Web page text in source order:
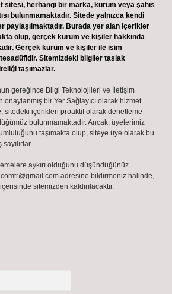
sitesi, herhangi bir marka, kurum veya şahıs
bulunmamaktadır. Sitede yalnızca kendi
paylaşılmaktadır. Burada yer alan içerikler
olup, gerçek kurum ve kişiler hakkında
Gerçek kurum ve kişiler ile isim
Sitemizdeki bilgiler taslak
taşımazlar.
gereğince Bilgi Teknolojileri ve İletişim
onaylanmış bir Yer Sağlayıcı olarak hizmet
sitedeki içerikleri proaktif olarak denetleme
bulunmamaktadır. Ancak, üyelerimiz
taşımakta olup, siteye üye olarak bu
aykırı olduğunu düşündüğünüz
adresine bildirmeniz halinde,
sitemizden kaldırılacaktır.